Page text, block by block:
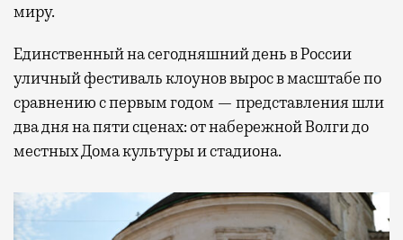
миру.
Единственный на сегодняшний день в России
уличный фестиваль клоунов вырос в масштабе по
сравнению с первым годом — представления шли
два дня на пяти сценах: от набережной Волги до
местных Дома культуры и стадиона.